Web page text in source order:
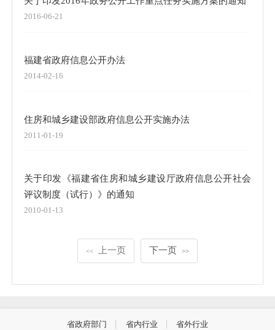
2016-06-21
福建省政府信息公开办法
2014-02-16
住房和城乡建设部政府信息公开实施办法
2011-01-19
关于印发《福建省住房和城乡建设厅政府信息公开社会
评议制度（试行）》的通知
2010-01-13
<< 上一页 下一页 >>
省政府部门 省内行业 省外行业